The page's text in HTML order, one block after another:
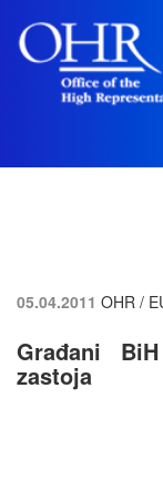
05.04.2011 OHR /
Građani
zastoja